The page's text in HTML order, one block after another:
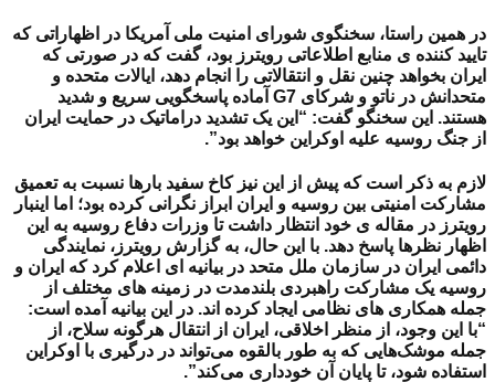
در همین راستا، سخنگوی شورای امنیت ملی آمریکا در اظهاراتی که
تایید کننده ی منابع اطلاعاتی رویترز بود، گفت که در صورتی که
ایران بخواهد چنین نقل و انتقالاتی را انجام دهد، ایالات متحده و
متحدانش در ناتو و شرکای G7 آماده پاسخگویی سریع و شدید
هستند. این سخنگو گفت: “این یک تشدید دراماتیک در حمایت ایران
از جنگ روسیه علیه اوکراین خواهد بود”.
لازم به ذکر است که پیش از این نیز کاخ سفید بارها نسبت به تعمیق
مشارکت امنیتی بین روسیه و ایران ابراز نگرانی کرده بود؛ اما اینبار
رویترز در مقاله ی خود انتظار داشت تا وزرات دفاع روسیه به این
اظهار نظرها پاسخ دهد. با این حال، به گزارش رویترز، نمایندگی
دائمی ایران در سازمان ملل متحد در بیانیه ای اعلام کرد که ایران و
روسیه یک مشارکت راهبردی بلندمدت در زمینه های مختلف از
جمله همکاری های نظامی ایجاد کرده اند. در این بیانیه آمده است:
“با این وجود، از منظر اخلاقی، ایران از انتقال هرگونه سلاح، از
جمله موشک‌هایی که به طور بالقوه می‌تواند در درگیری با اوکراین
استفاده شود، تا پایان آن خودداری می‌کند”.